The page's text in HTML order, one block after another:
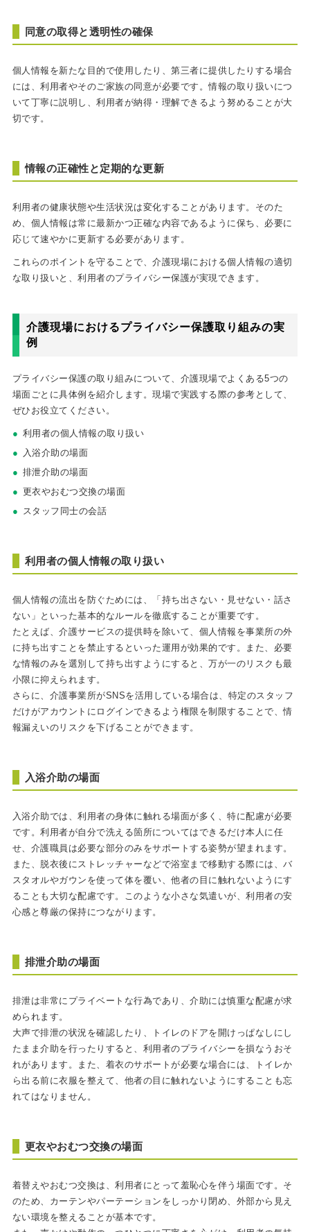
同意の取得と透明性の確保
個人情報を新たな目的で使用したり、第三者に提供したりする場合
には、利用者やそのご家族の同意が必要です。情報の取り扱いにつ
いて丁寧に説明し、利用者が納得・理解できるよう努めることが大
切です。
情報の正確性と定期的な更新
利用者の健康状態や生活状況は変化することがあります。そのた
め、個人情報は常に最新かつ正確な内容であるように保ち、必要に
応じて速やかに更新する必要があります。
これらのポイントを守ることで、介護現場における個人情報の適切
な取り扱いと、利用者のプライバシー保護が実現できます。
介護現場におけるプライバシー保護取り組みの実
例
プライバシー保護の取り組みについて、介護現場でよくある5つの
場面ごとに具体例を紹介します。現場で実践する際の参考として、
ぜひお役立てください。
利用者の個人情報の取り扱い
入浴介助の場面
排泄介助の場面
更衣やおむつ交換の場面
スタッフ同士の会話
利用者の個人情報の取り扱い
個人情報の流出を防ぐためには、「持ち出さない・見せない・話さ
ない」といった基本的なルールを徹底することが重要です。
たとえば、介護サービスの提供時を除いて、個人情報を事業所の外
に持ち出すことを禁止するといった運用が効果的です。また、必要
な情報のみを選別して持ち出すようにすると、万が一のリスクも最
小限に抑えられます。
さらに、介護事業所がSNSを活用している場合は、特定のスタッフ
だけがアカウントにログインできるよう権限を制限することで、情
報漏えいのリスクを下げることができます。
入浴介助の場面
入浴介助では、利用者の身体に触れる場面が多く、特に配慮が必要
です。利用者が自分で洗える箇所についてはできるだけ本人に任
せ、介護職員は必要な部分のみをサポートする姿勢が望まれます。
また、脱衣後にストレッチャーなどで浴室まで移動する際には、バ
スタオルやガウンを使って体を覆い、他者の目に触れないようにす
ることも大切な配慮です。このような小さな気遣いが、利用者の安
心感と尊厳の保持につながります。
排泄介助の場面
排泄は非常にプライベートな行為であり、介助には慎重な配慮が求
められます。
大声で排泄の状況を確認したり、トイレのドアを開けっぱなしにし
たまま介助を行ったりすると、利用者のプライバシーを損なうおそ
れがあります。また、着衣のサポートが必要な場合には、トイレか
ら出る前に衣服を整えて、他者の目に触れないようにすることも忘
れてはなりません。
更衣やおむつ交換の場面
着替えやおむつ交換は、利用者にとって羞恥心を伴う場面です。そ
のため、カーテンやパーテーションをしっかり閉め、外部から見え
ない環境を整えることが基本です。